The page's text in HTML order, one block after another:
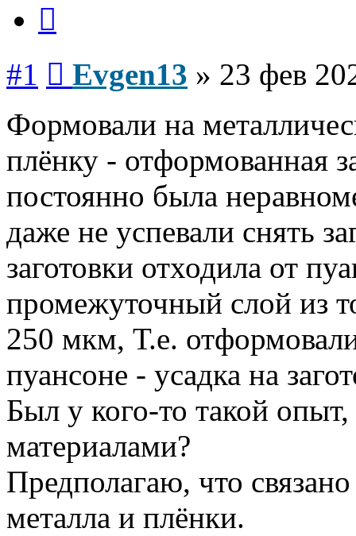
#1 Evgen13 » 23 фев
Формовали на
плёнку - отформованная
постоянно была
даже не успевали снять
заготовки отходила от
промежуточный слой из
250 мкм, Т.е.
пуансоне - усадка на
Был у кого-то такой
материалами?
Предполагаю, что
металла и плёнки.